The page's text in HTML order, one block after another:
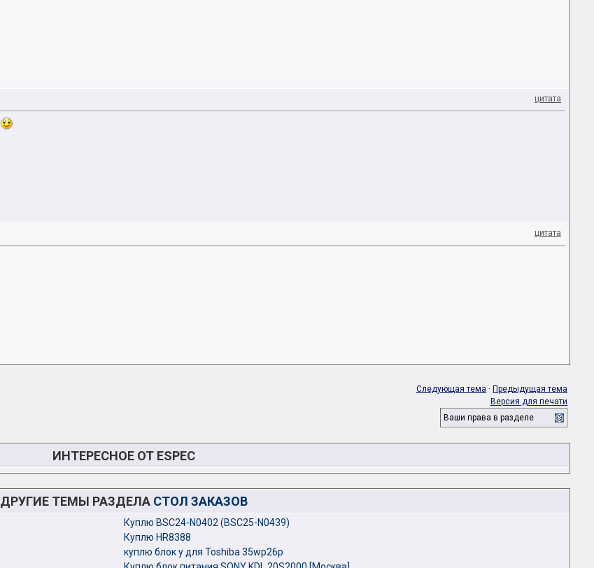
цитата
цитата
Следующая тема · Предыдущая тема
Версия для печати
Ваши права в разделе
ИНТЕРЕСНОЕ ОТ ESPEC
ДРУГИЕ ТЕМЫ РАЗДЕЛА СТОЛ ЗАКАЗОВ
Куплю BSC24-N0402 (BSC25-N0439)
Куплю HR8388
куплю блок y для Toshiba 35wp26p